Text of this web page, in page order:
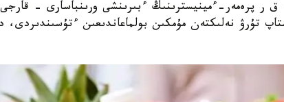
ق ر پرەمەر-ءمينيسترىنىڭ ءبىرىنشى ورىنباسارى -
تۇرۋ نەلىكتەن مۇمكىن بولماعاندىعىن ءتۇسىندىردى،